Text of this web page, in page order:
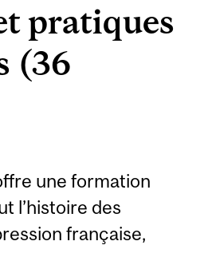
pratiques
(36
une formation
l’histoire des
française,